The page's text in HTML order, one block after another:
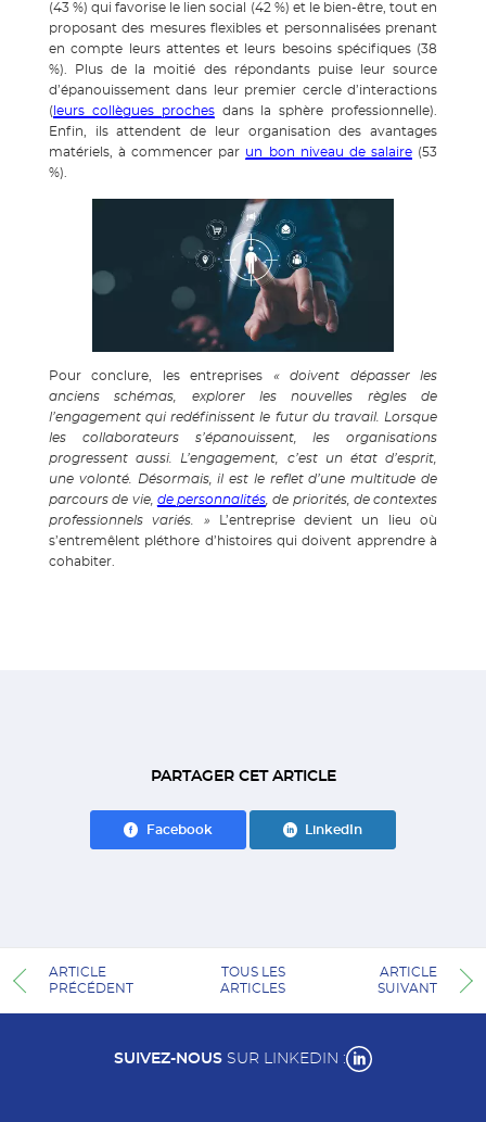
(43 %) qui favorise le lien social (42 %) et le bien-être, tout en
proposant des mesures flexibles et personnalisées prenant
en compte leurs attentes et leurs besoins spécifiques (38
%). Plus de la moitié des répondants puise leur source
d’épanouissement dans leur premier cercle d’interactions
( leurs collègues prochesdans la sphère professionnelle).
Enfin, ils attendent de leur organisation des avantages
matériels, à commencer par un bon niveau de salaire(53
%).
Pour conclure, les entreprises « doivent dépasser les
anciens schémas, explorer les nouvelles règles de
l’engagement qui redéfinissent le futur du travail. Lorsque
les collaborateurs s’épanouissent, les organisations
progressent aussi. L’engagement, c’est un état d’esprit,
une volonté. Désormais, il est le reflet d’une multitude de
parcours de vie, de personnalités, de priorités, de contextes
professionnels variés. »
L’entreprise devient un lieu où
s’entremêlent pléthore d’histoires qui doivent apprendre à
cohabiter.
PARTAGER CET ARTICLE
Facebook LinkedIn
ARTICLE
PRÉCÉDENT
TOUS LES
ARTICLES
ARTICLE
SUIVANT
SUIVEZ-NOUS SUR LINKEDIN :